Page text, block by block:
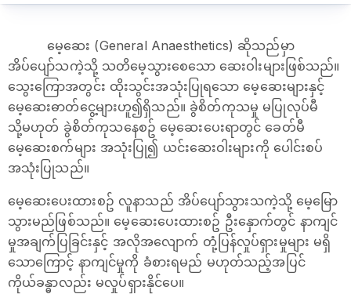
မေ့ဆေး (General Anaesthetics) ဆိုသည်မှာ
အိပ်ပျော်သကဲ့သို့ သတိမေ့သွားစေသော ဆေးဝါးများဖြစ်သည်။
သွေးကြောအတွင်း ထိုးသွင်းအသုံးပြုရသော မေ့ဆေးများနှင့်
မေ့ဆေးဓာတ်ငွေ့များဟူ၍ရှိသည်။ ခွဲစိတ်ကုသမှု မပြုလုပ်မီ
သို့မဟုတ် ခွဲစိတ်ကုသနေစဥ် မေ့ဆေးပေးရာတွင် ခေတ်မီ
မေ့ဆေးစက်များ အသုံးပြု၍ ယင်းဆေးဝါးများကို ပေါင်းစပ်
အသုံးပြုသည်။
မေ့ဆေးပေးထားစဥ် လူနာသည် အိပ်ပျော်သွားသကဲ့သို့ မေ့မြော
သွားမည်ဖြစ်သည်။ မေ့ဆေးပေးထားစဥ် ဦး‌နှောက်တွင် နာကျင်
မှုအချက်ပြခြင်းနှင့် အလိုအလျောက် တုံ့ပြန်လှုပ်ရှားမှုများ မရှိ
သောကြောင့် နာကျင်မှုကို ခံစားရမည် မဟုတ်သည့်အပြင်
ကိုယ်ခန္ဓာလည်း မလှုပ်ရှားနိုင်ပေ။